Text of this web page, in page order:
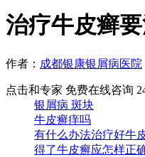
治疗牛皮癣
作者： 成都银康银屑病医院
点击和专家 免费在线咨询
银屑病 斑块
牛皮癣痒吗
有什么办法治疗好牛
得了牛皮癣应怎样正